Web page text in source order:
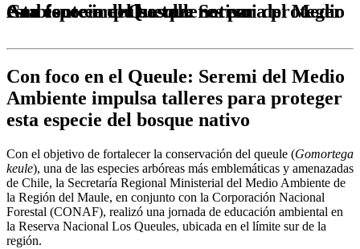
Con foco en el Queule: Seremi del Medio Ambiente impulsa talleres para proteger esta especie del bosque nativo
Con foco en el Queule: Seremi del Medio
Ambiente impulsa talleres para proteger
esta especie del bosque nativo
Con el objetivo de fortalecer la conservación del queule (Gomortega
keule), una de las especies arbóreas más emblemáticas y amenazadas
de Chile, la Secretaría Regional Ministerial del Medio Ambiente de
la Región del Maule, en conjunto con la Corporación Nacional
Forestal (CONAF), realizó una jornada de educación ambiental en
la Reserva Nacional Los Queules, ubicada en el límite sur de la
región.